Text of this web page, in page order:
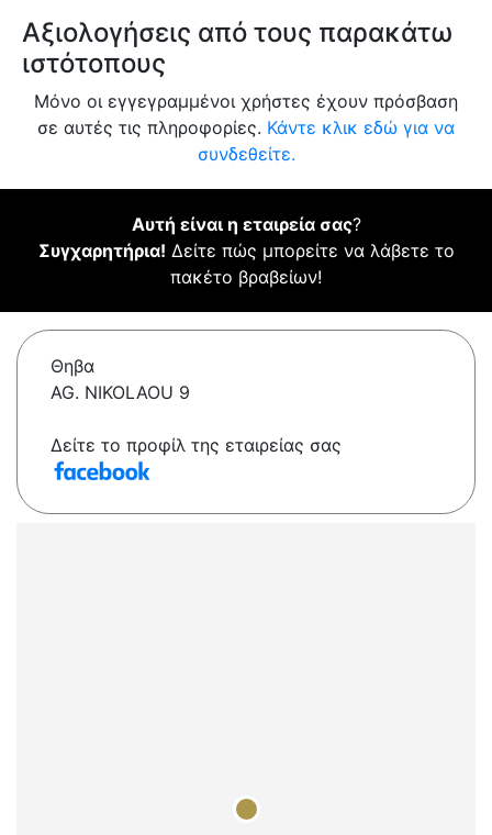
Αξιολογήσεις από τους παρακάτω
ιστότοπους
Μόνο οι εγγεγραμμένοι χρήστες έχουν πρόσβαση
σε αυτές τις πληροφορίες. Κάντε κλικ εδώ για να
συνδεθείτε.
Αυτή είναι η εταιρεία σας?
Συγχαρητήρια! Δείτε πώς μπορείτε να λάβετε το
πακέτο βραβείων!
Θηβα
AG. NIKOLAOU 9
Δείτε το προφίλ της εταιρείας σας